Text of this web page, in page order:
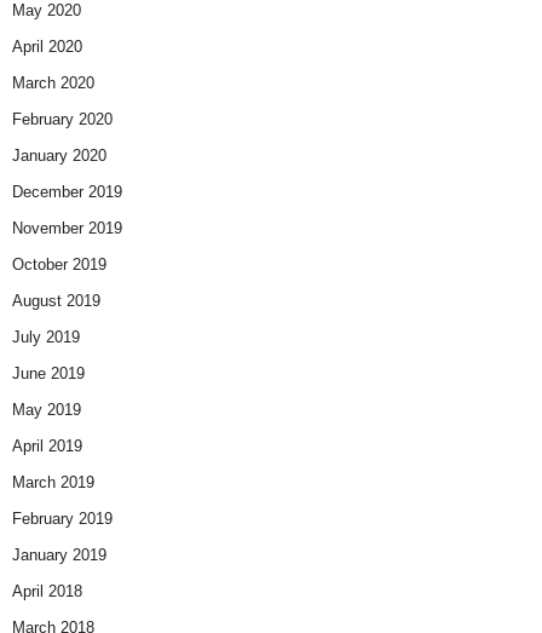
May 2020
April 2020
March 2020
February 2020
January 2020
December 2019
November 2019
October 2019
August 2019
July 2019
June 2019
May 2019
April 2019
March 2019
February 2019
January 2019
April 2018
March 2018